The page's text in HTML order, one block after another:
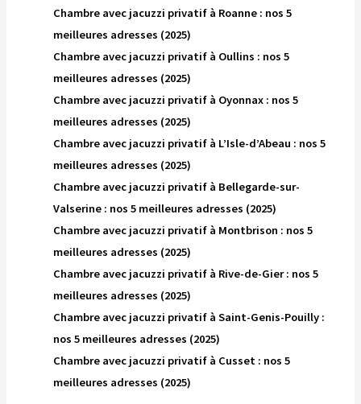
Chambre avec jacuzzi privatif à Roanne : nos 5
meilleures adresses (2025)
Chambre avec jacuzzi privatif à Oullins : nos 5
meilleures adresses (2025)
Chambre avec jacuzzi privatif à Oyonnax : nos 5
meilleures adresses (2025)
Chambre avec jacuzzi privatif à L’Isle-d’Abeau : nos 5
meilleures adresses (2025)
Chambre avec jacuzzi privatif à Bellegarde-sur-
Valserine : nos 5 meilleures adresses (2025)
Chambre avec jacuzzi privatif à Montbrison : nos 5
meilleures adresses (2025)
Chambre avec jacuzzi privatif à Rive-de-Gier : nos 5
meilleures adresses (2025)
Chambre avec jacuzzi privatif à Saint-Genis-Pouilly :
nos 5 meilleures adresses (2025)
Chambre avec jacuzzi privatif à Cusset : nos 5
meilleures adresses (2025)